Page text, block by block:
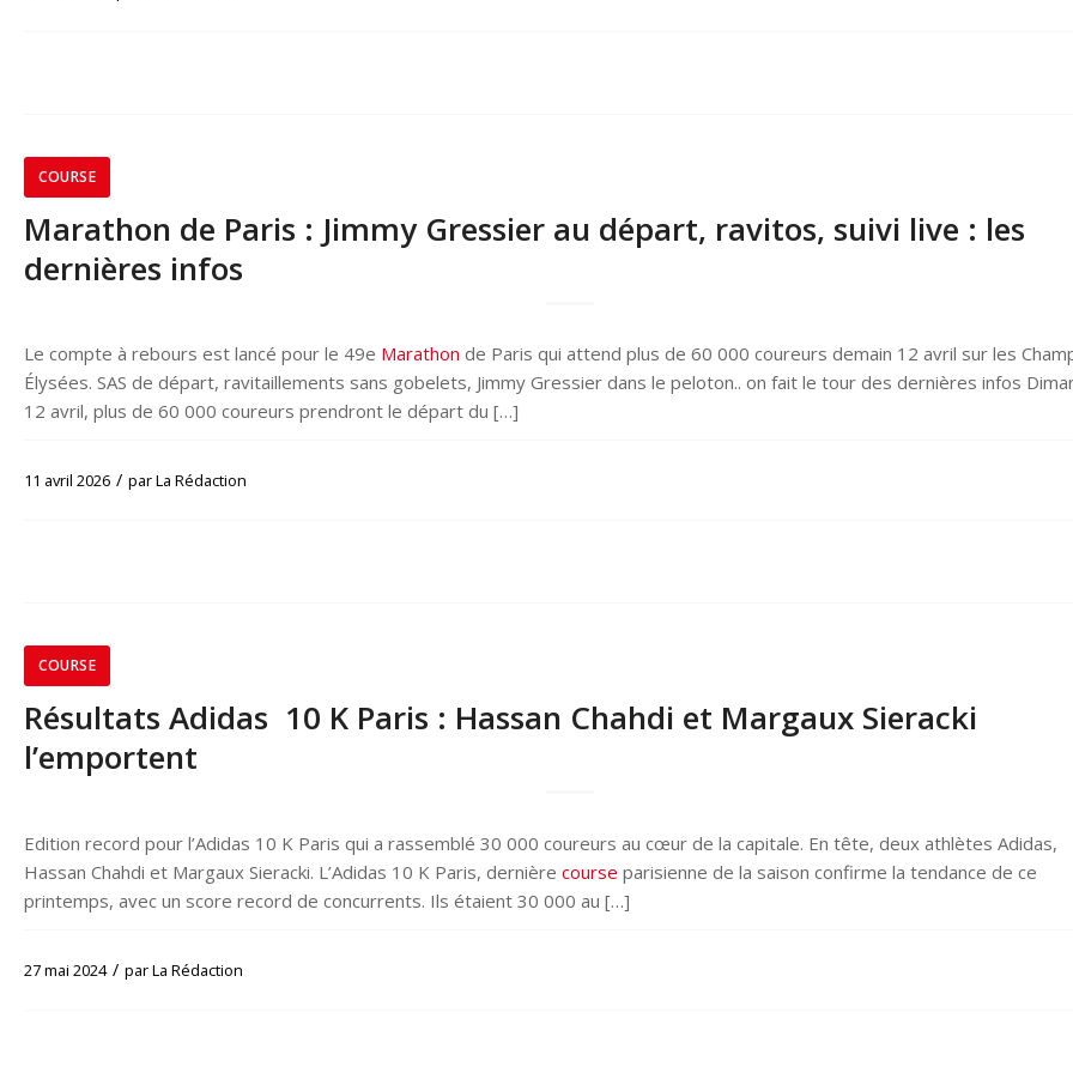
COURSE
Marathon de Paris : Jimmy Gressier au départ, ravitos, suivi live : les
dernières infos
Le compte à rebours est lancé pour le 49e Marathon de Paris qui attend plus de 60 000 coureurs demain 12 avril sur les
Élysées. SAS de départ, ravitaillements sans gobelets, Jimmy Gressier dans le peloton.. on fait le tour des dernières infos
12 avril, plus de 60 000 coureurs prendront le départ du […]
11 avril 2026 / parLa Rédaction
COURSE
Résultats Adidas 10 K Paris : Hassan Chahdi et Margaux Sieracki
l’emportent
Edition record pour l’Adidas 10 K Paris qui a rassemblé 30 000 coureurs au cœur de la capitale. En tête, deux athlètes Adidas,
Hassan Chahdi et Margaux Sieracki. L’Adidas 10 K Paris, dernière course parisienne de la saison confirme la tendance de ce
printemps, avec un score record de concurrents. Ils étaient 30 000 au […]
27 mai 2024 / parLa Rédaction